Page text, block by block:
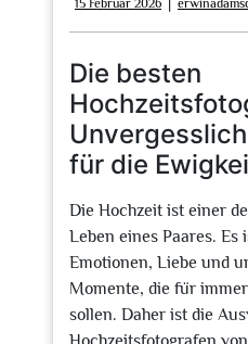
15 Februar 2026
Februar
2026
Die besten
für die
Die Hochzeit ist einer
Leben eines Paares.
Emotionen, Liebe und
Momente, die für
sollen. Daher ist die